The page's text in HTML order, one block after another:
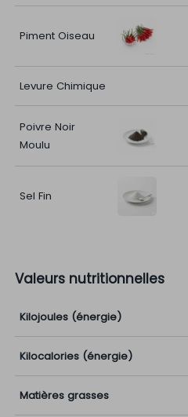
Piment Oiseau
Levure Chimique
Poivre Noir
Moulu
Sel Fin
Valeurs nutritionnelles
Kilojoules (énergie)
Kilocalories (énergie)
Matières grasses